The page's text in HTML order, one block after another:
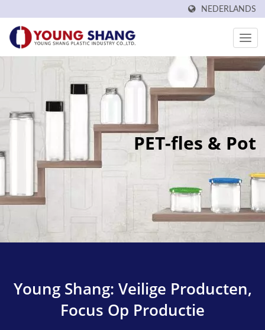
NEDERLANDS
PET-fles & Pot
Young Shang: Veilige Producten,
Focus Op Productie